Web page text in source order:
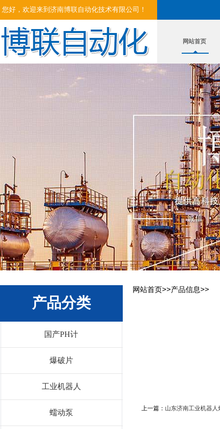
您好，欢迎来到济南博联自动化技术有限公司！
网站首页
产品分类
国产PH计
爆破片
工业机器人
蠕动泵
网站首页>>产品信息>>
上一篇： 山东济南工业机器